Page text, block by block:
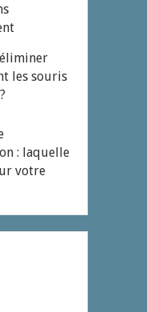
les souris
: laquelle
votre